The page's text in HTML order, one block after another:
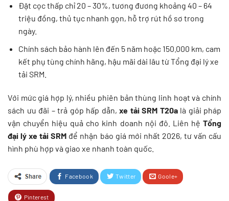
Đặt cọc thấp chỉ 20 – 30%, tương đương khoảng 40 – 64
triệu đồng, thủ tục nhanh gọn, hỗ trợ rút hồ sơ trong
ngày.
Chính sách bảo hành lên đến 5 năm hoặc 150.000 km, cam
kết phụ tùng chính hãng, hậu mãi dài lâu từ Tổng đại lý xe
tải SRM.
Với mức giá hợp lý, nhiều phiên bản thùng linh hoạt và chính
sách ưu đãi – trả góp hấp dẫn, xe tải SRM T20alà giải pháp
vận chuyển hiệu quả cho kinh doanh nội đô. Liên hệ Tổng
đại lý xe tải SRM để nhận báo giá mới nhất 2026, tư vấn cấu
hình phù hợp và giao xe nhanh toàn quốc.
Facebook Twitter Goole+
Pinterest